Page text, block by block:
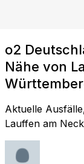
o2
Nähe von
Aktuelle
Lauffen am